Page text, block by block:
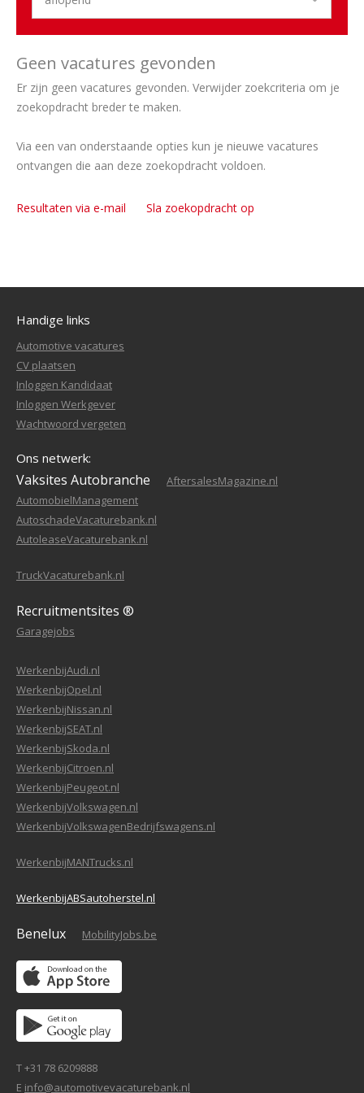
Geen vacatures gevonden
Er zijn geen vacatures gevonden. Verwijder zoekcriteria om je
zoekopdracht breder te maken.
Via een van onderstaande opties kun je nieuwe vacatures
ontvangen die aan deze zoekopdracht voldoen.
Resultaten via e-mail Sla zoekopdracht op
Handige links
Automotive vacatures
CV plaatsen
Inloggen Kandidaat
Inloggen Werkgever
Wachtwoord vergeten
Ons netwerk:
Vaksites Autobranche
AftersalesMagazine.nl
AutomobielManagement
AutoschadeVacaturebank.nl
AutoleaseVacaturebank.nl
TruckVacaturebank.nl
Recruitmentsites ®
Garagejobs
WerkenbijAudi.nl
WerkenbijOpel.nl
WerkenbijNissan.nl
WerkenbijSEAT.nl
WerkenbijSkoda.nl
WerkenbijCitroen.nl
WerkenbijPeugeot.nl
WerkenbijVolkswagen.nl
WerkenbijVolkswagenBedrijfswagens.nl
WerkenbijMANTrucks.nl
WerkenbijABSautoherstel.nl
Benelux MobilityJobs.be
T +31 78 6209888
E info@automotivevacaturebank.nl